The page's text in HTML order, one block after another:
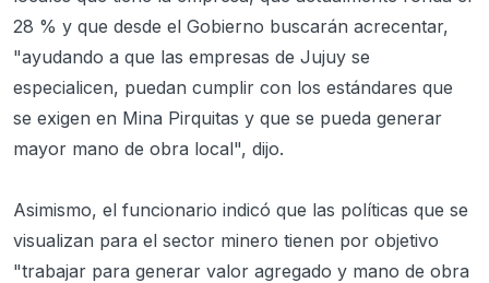
28 % y que desde el Gobierno buscarán acrecentar,
"ayudando a que las empresas de Jujuy se
especialicen, puedan cumplir con los estándares que
se exigen en Mina Pirquitas y que se pueda generar
mayor mano de obra local", dijo.
Asimismo, el funcionario indicó que las políticas que se
visualizan para el sector minero tienen por objetivo
"trabajar para generar valor agregado y mano de obra